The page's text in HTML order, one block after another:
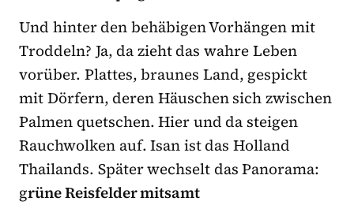
Und hinter den behäbigen Vorhängen mit
Troddeln? Ja, da zieht das wahre Leben
vorüber. Plattes, braunes Land, gespickt
mit Dörfern, deren Häuschen sich zwischen
Palmen quetschen. Hier und da steigen
Rauchwolken auf. Isan ist das Holland
Thailands. Später wechselt das Panorama:
grüne Reisfelder mitsamt